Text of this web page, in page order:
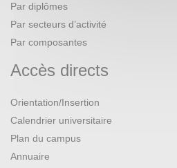
Par diplômes
Par secteurs d’activité
Par composantes
Accès directs
Orientation/Insertion
Calendrier universitaire
Plan du campus
Annuaire